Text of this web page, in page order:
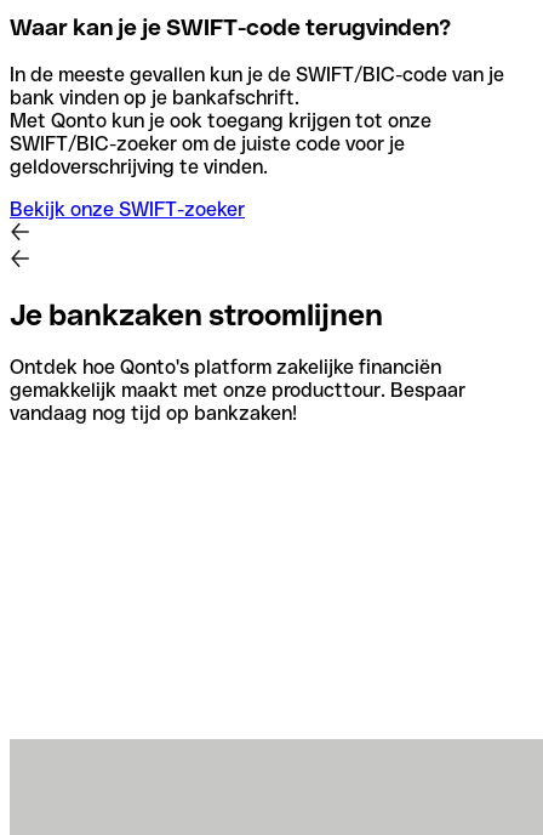
Waar kan je je SWIFT-code terugvinden?
In de meeste gevallen kun je de SWIFT/BIC-code van je
bank vinden op je bankafschrift.
Met Qonto kun je ook toegang krijgen tot onze
SWIFT/BIC-zoeker om de juiste code voor je
geldoverschrijving te vinden.
Bekijk onze SWIFT-zoeker
Je bankzaken stroomlijnen
Ontdek hoe Qonto's platform zakelijke financiën
gemakkelijk maakt met onze producttour. Bespaar
vandaag nog tijd op bankzaken!